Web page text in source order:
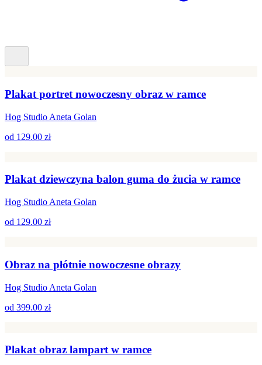
Plakat portret nowoczesny obraz w ramce
Hog Studio Aneta Golan
od 129.00 zł
Plakat dziewczyna balon guma do żucia w ramce
Hog Studio Aneta Golan
od 129.00 zł
Obraz na płótnie nowoczesne obrazy
Hog Studio Aneta Golan
od 399.00 zł
Plakat obraz lampart w ramce